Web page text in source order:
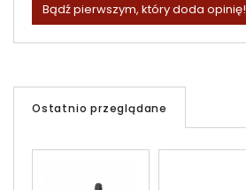
Bądź pierwszym, który doda opinię!
Ostatnio przeglądane